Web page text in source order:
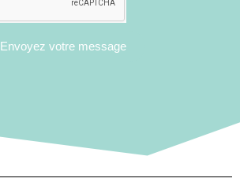
Envoyez votre message